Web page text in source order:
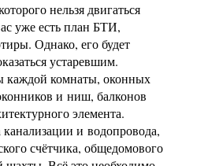
нельзя двигаться
уже есть план БТИ,
Однако, его будет
устаревшим.
каждой комнаты, оконных
и ниш, балконов
элемента.
и водопровода,
счётчика, общедомового